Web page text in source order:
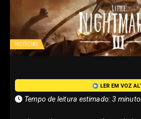
NOTÍCIAS
LER EM VOZ
Tempo de leitura estimado: 3